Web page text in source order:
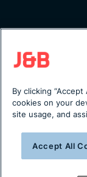
Lager i
Från
By clicking
cookies on your
site usage, and
Accept All